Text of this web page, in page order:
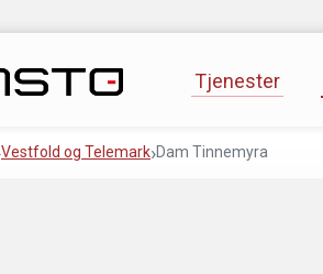
Tjenester
Vestfold og Telemark Dam Tinnemyra